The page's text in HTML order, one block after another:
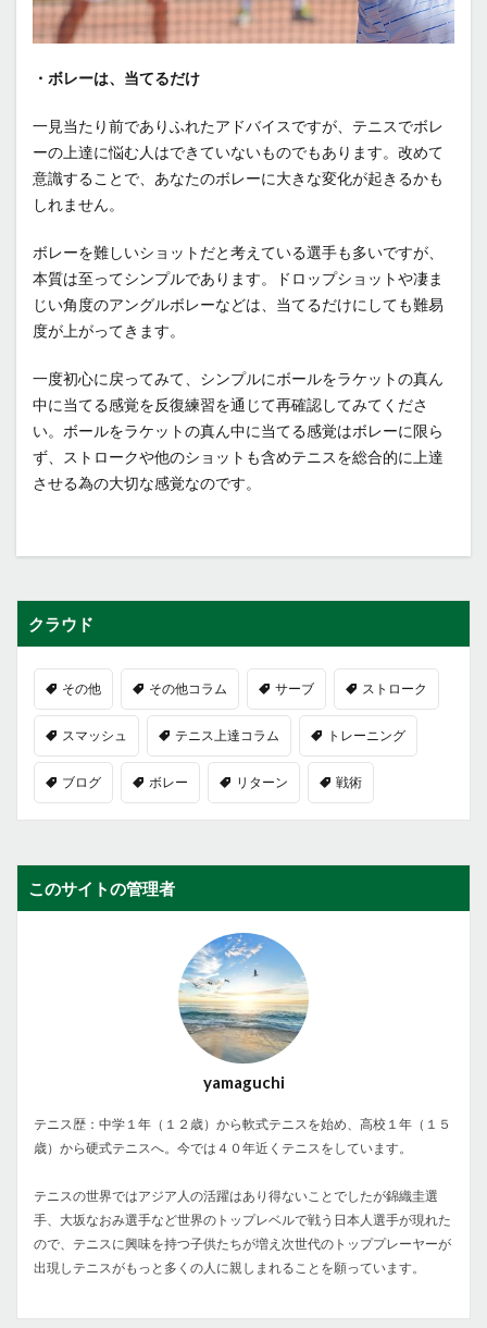
・ボレーは、当てるだけ
一見当たり前でありふれたアドバイスですが、テニスでボレ
ーの上達に悩む人はできていないものでもあります。改めて
意識することで、あなたのボレーに大きな変化が起きるかも
しれません。
ボレーを難しいショットだと考えている選手も多いですが、
本質は至ってシンプルであります。ドロップショットや凄ま
じい角度のアングルボレーなどは、当てるだけにしても難易
度が上がってきます。
一度初心に戻ってみて、シンプルにボールをラケットの真ん
中に当てる感覚を反復練習を通じて再確認してみてくださ
い。ボールをラケットの真ん中に当てる感覚はボレーに限ら
ず、ストロークや他のショットも含めテニスを総合的に上達
させる為の大切な感覚なのです。
クラウド
その他 その他コラム サーブ ストローク
スマッシュ テニス上達コラム トレーニング
ブログ ボレー リターン 戦術
このサイトの管理者
yamaguchi
テニス歴：中学１年（１２歳）から軟式テニスを始め、高校１年（１５
歳）から硬式テニスへ。今では４０年近くテニスをしています。
テニスの世界ではアジア人の活躍はあり得ないことでしたが錦織圭選
手、大坂なおみ選手など世界のトップレベルで戦う日本人選手が現れた
ので、テニスに興味を持つ子供たちが増え次世代のトッププレーヤーが
出現しテニスがもっと多くの人に親しまれることを願っています。